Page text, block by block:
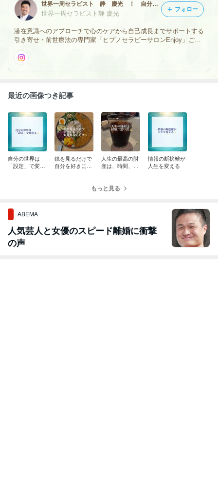
世界一周セラピスト 静 慶光 ！ 自分の前世を思い出せる前世療法（ヒプノセラピー）！ 前世療法の専門家！
世界一周セラピスト静 慶光
潜在意識へのアプローチで心のケアから自己成長までサポートする
引き寄せ・前世療法の専門家「ヒプノセラピーサロンEnjoy」ご予
（完全予約制）※当面の間オンラインセッションのみの対応。
フォロー
最近の画像つき記事
自分の世界は
「設定」で変わ
鏡を見るだけで
自分を好きにな
人生の最高の財
産は、時間、経
情報の断捨離が
人生を変える
もっと見る
ABEMA
人気芸人と女優のスピード離婚に衝撃
の声